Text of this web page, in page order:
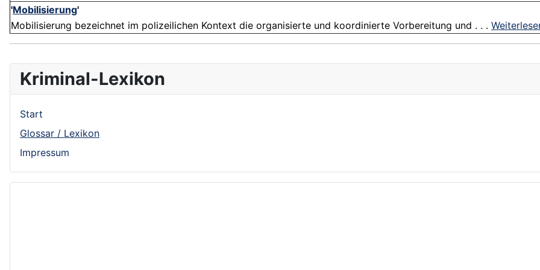
'Mobilisierung'
Mobilisierung bezeichnet im polizeilichen Kontext die organisierte und koordinierte Vorbereitung und . . .
Kriminal-Lexikon
Start
Glossar / Lexikon
Impressum